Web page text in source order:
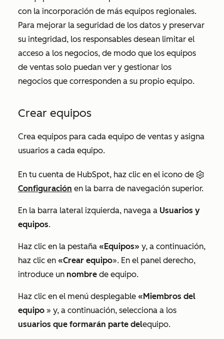
con la incorporación de más equipos regionales.
Para mejorar la seguridad de los datos y preservar
su integridad, los responsables desean limitar el
acceso a los negocios, de modo que los equipos
de ventas solo puedan ver y gestionar los
negocios que corresponden a su propio equipo.
Crear equipos
Crea equipos para cada equipo de ventas y asigna
usuarios a cada equipo.
En tu cuenta de HubSpot, haz clic en el icono de
Configuración en la barra de navegación superior.
En la barra lateral izquierda, navega a Usuarios y
equipos.
Haz clic en la pestaña «Equipos» y, a continuación,
haz clic en «Crear equipo». En el panel derecho,
introduce un nombre de equipo.
Haz clic en el menú desplegable «Miembros del
equipo » y, a continuación, selecciona a los
usuarios que formarán parte delequipo.